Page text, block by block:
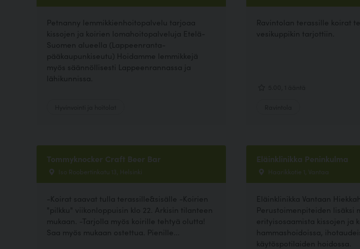
Petnanny lemmikkienhoitopalvelu tarjoaa
kissojen ja koirien lomahoitopalveluja Etelä-
Suomen alueella (Lappeenranta-
pääkaupunkiseutu) Hoidamme lemmikkejä
myös säännöllisesti Lappeenrannassa ja
lähikunnissa.
Ravintolan terassille koirat
vesikuppikin tarjottiin.
Tommyknocker Craft Beer Bar
Iso Roobertinkatu 13, Helsinki
-Koirat saavat tulla terassille&sisälle -Koirien
"pilkku" viikonloppuisin klo 22. Arkisin tilanteen
mukaan. -Tarjolla myös koirille tehtyä olutta!
Saa myös mukaan ostettua. Pienille...
Eläinklinikka Peninkulma
Haarikkotie 1, Vantaa
Eläinklinikka Vantaan
Perustoimenpiteiden lisäksi
erityisosaamista kissojen ja
hammashoidoissa,
käytöspotilaiden hoidossa.